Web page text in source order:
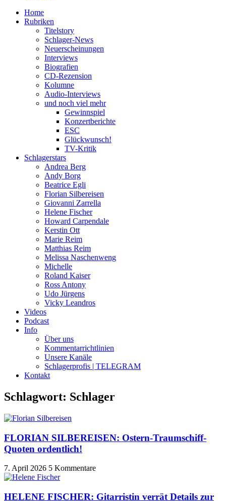
Home
Rubriken
Titelstory
Schlager-News
Neuerscheinungen
Interviews
Biografien
CD-Rezension
Kolumne
Audio-Interviews
und noch viel mehr
Gewinnspiel
Konzertberichte
ESC
Glückwunsch!
TV-Kritik
Schlagerstars
Andrea Berg
Andy Borg
Beatrice Egli
Florian Silbereisen
Giovanni Zarrella
Helene Fischer
Howard Carpendale
Kerstin Ott
Marie Reim
Matthias Reim
Melissa Naschenweng
Michelle
Roland Kaiser
Ross Antony
Udo Jürgens
Vicky Leandros
Videos
Podcast
Info
Über uns
Kommentarrichtlinien
Unsere Kanäle
Schlagerprofis | TELEGRAM
Kontakt
Schlagwort: Schlager
FLORIAN SILBEREISEN: Ostern-Traumschiff-
Quoten ordentlich!
7. April 2026 5 Kommentare
HELENE FISCHER: Gitarristin verrät Details zur